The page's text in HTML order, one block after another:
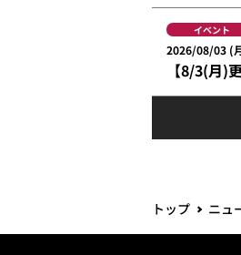
イベント
2026/08/03 (
【8/3(月)
トップ ニュ